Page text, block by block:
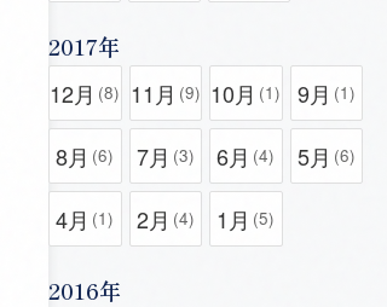
2017年
12月 (8) 11月 (9) 10月 (1) 9月 (1)
8月 (6) 7月 (3) 6月 (4) 5月 (6)
4月 (1) 2月 (4) 1月 (5)
2016年